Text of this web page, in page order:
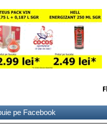
pe Facebook